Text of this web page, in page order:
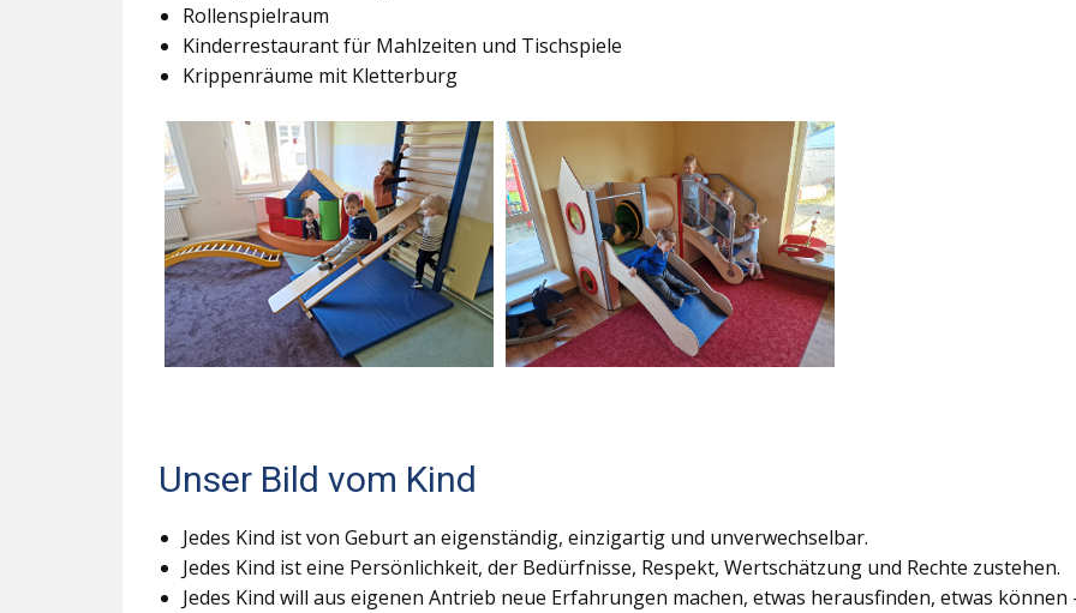
Rollenspielraum
Kinderrestaurant für Mahlzeiten und Tischspiele
Krippenräume mit Kletterburg
Unser Bild vom Kind
Jedes Kind ist von Geburt an eigenständig, einzigartig und unverwechselbar.
Jedes Kind ist eine Persönlichkeit, der Bedürfnisse, Respekt, Wertschätzung und Rechte zustehen.
Jedes Kind will aus eigenen Antrieb neue Erfahrungen machen, etwas herausfinden, etwas können